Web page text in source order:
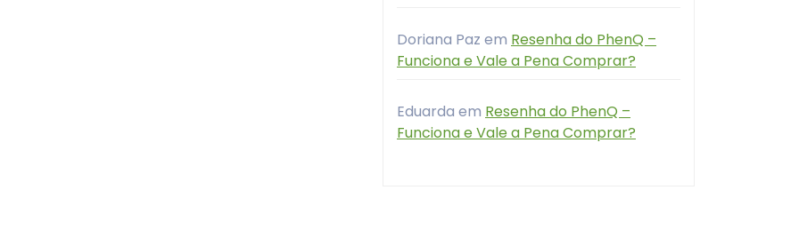
Doriana Paz em Resenha do PhenQ –
Funciona e Vale a Pena Comprar?
Eduarda em Resenha do PhenQ –
Funciona e Vale a Pena Comprar?